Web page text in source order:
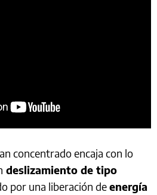
concentrado encaja con lo
deslizamiento de tipo
por una liberación deenergía